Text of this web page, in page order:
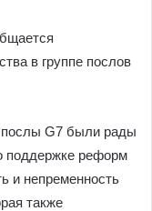
в группе послов
G7 были рады
поддержке реформ
и непременность
также